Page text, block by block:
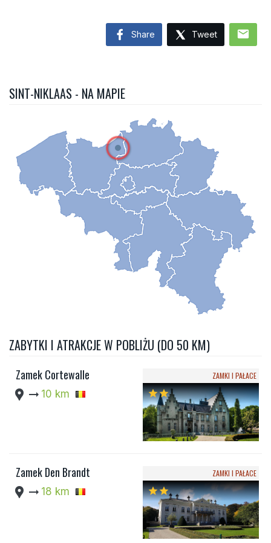
Share Tweet mail
SINT-NIKLAAS - NA MAPIE
ZABYTKI I ATRAKCJE W POBLIŻU (DO 50 KM)
Zamek Cortewalle
location_pin arrow_right_alt 10 km
ZAMKI I PAŁACE
starstar
Zamek Den Brandt
location_pin arrow_right_alt 18 km
ZAMKI I PAŁACE
starstar